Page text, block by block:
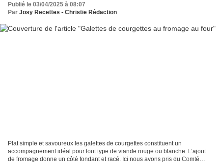
Publié le 03/04/2025 à 08:07
Par Josy Recettes - Christie Rédaction
Plat simple et savoureux les galettes de courgettes constituent un
accompagnement idéal pour tout type de viande rouge ou blanche. L’ajout
de fromage donne un côté fondant et racé. Ici nous avons pris du Comté